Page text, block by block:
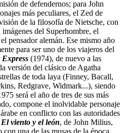
de defendernos; para John
más peculiares, el Zed de
de la filosofía de Nietsche, con
del Superhombre, el
pensador alemán. Ese mismo año
para ser uno de los viajeros del
(1974), de nuevo a las
versión del clásico de Agatha
de toda laya (Finney, Bacall,
Redgrave, Widmark...), siendo
será el año de tres de sus más
compone el inolvidable personaje
en conflicto con las autoridades
El viento y el león, de John Milius,
una de las musas de la época,